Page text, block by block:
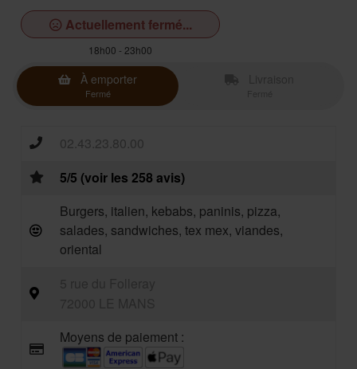
Actuellement fermé...
18h00 - 23h00
À emporter
Fermé
02.43.23.80.00
5/5 (voir les 258 avis)
Burgers, italien, kebabs, paninis, pizza,
salades, sandwiches, tex mex, viandes,
oriental
Moyens de paiement :